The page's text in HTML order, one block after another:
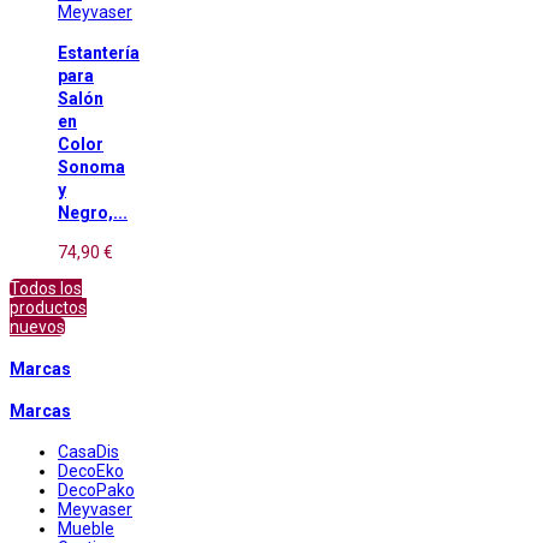
Meyvaser
Estantería
para
Salón
en
Color
Sonoma
y
Negro,...
74,90 €
Todos los
productos
nuevos
Marcas
Marcas
CasaDis
DecoEko
DecoPako
Meyvaser
Mueble